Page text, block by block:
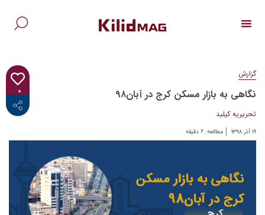
۰
<i class="fab fa-facebook-f"></i>
گزارش
نگاهی به بازار مسکن کرج در آبان۹۸
تحریریه کیلید
۱۹ آذر ۱۳۹۸ مطالعه: ۶ دقیقه